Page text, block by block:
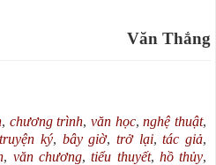
Văn Thắng
, chương trình, văn học,nghệ thuật,
truyện ký, bây giờ,trở lại,tác giả,
, văn chương,tiểu thuyết, hồ thủy,